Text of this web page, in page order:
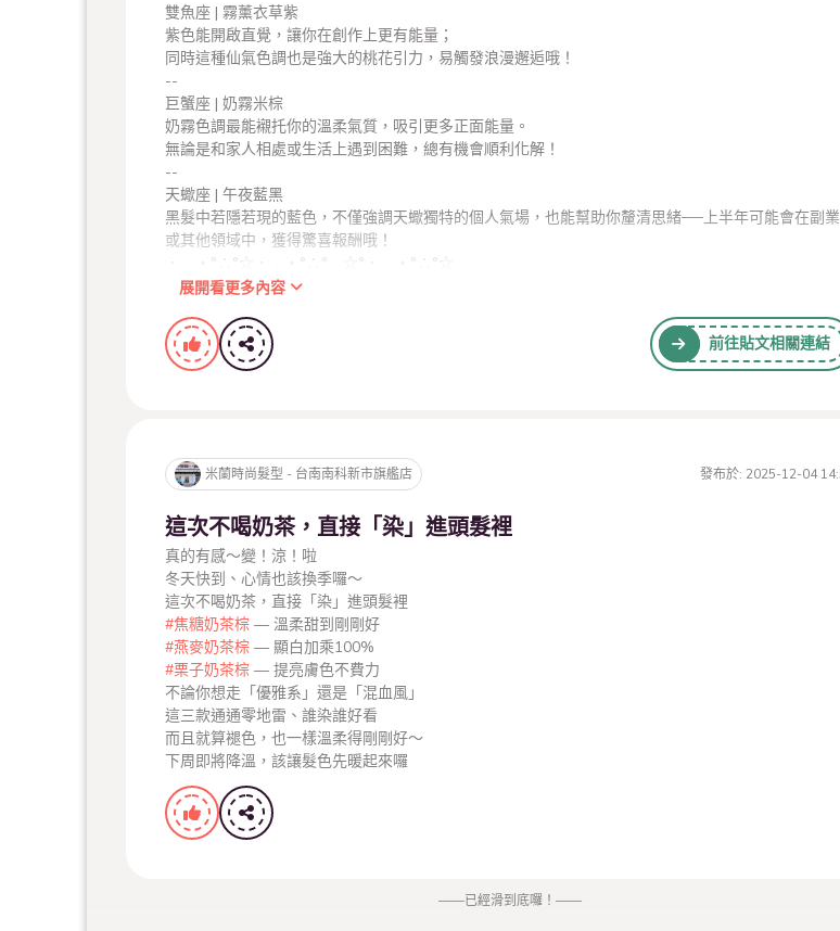
雙魚座 | 霧薰衣草紫
紫色能開啟直覺，讓你在創作上更有能量；
同時這種仙氣色調也是強大的桃花引力，易觸發浪漫邂逅哦！
--
巨蟹座 | 奶霧米棕
奶霧色調最能襯托你的溫柔氣質，吸引更多正面能量。
無論是和家人相處或生活上遇到困難，總有機會順利化解！
--
天蠍座 | 午夜藍黑
黑髮中若隱若現的藍色，不僅強調天蠍獨特的個人氣場，也能幫助你釐清思緒──上半年可能會在副業
或其他領域中，獲得驚喜報酬哦！
．﹒‧°∴°☆．﹒‧°∴°﹒☆°．﹒‧°∴°☆
更多星座配色
https://www.milanhair.com.tw/column/detail/84/
| 米蘭時尚髮型南科網美店 |
展開看更多內容
前往貼文相關連結
米蘭時尚髮型 - 台南南科新市旗艦店 發布於: 2025-12-04
這次不喝奶茶，直接「染」進頭髮裡
真的有感～變！涼！啦
冬天快到、心情也該換季囉～
這次不喝奶茶，直接「染」進頭髮裡
#焦糖奶茶棕 — 溫柔甜到剛剛好
#燕麥奶茶棕 — 顯白加乘100%
#栗子奶茶棕 — 提亮膚色不費力
不論你想走「優雅系」還是「混血風」
這三款通通零地雷、誰染誰好看
而且就算褪色，也一樣溫柔得剛剛好～
下周即將降溫，該讓髮色先暖起來囉
——已經滑到底囉！ ——